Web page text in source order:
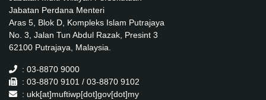
Jabatan Perdana Menteri
Aras 5, Blok D, Kompleks Islam Putrajaya
No. 3, Jalan Tun Abdul Razak, Presint 3
62100 Putrajaya, Malaysia.
: 03-8870 9000
: 03-8870 9101 / 03-8870 9102
: ukk[at]muftiwp[dot]gov[dot]my